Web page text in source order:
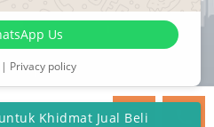
Us
Privacy policy
Khidmat Jual Beli